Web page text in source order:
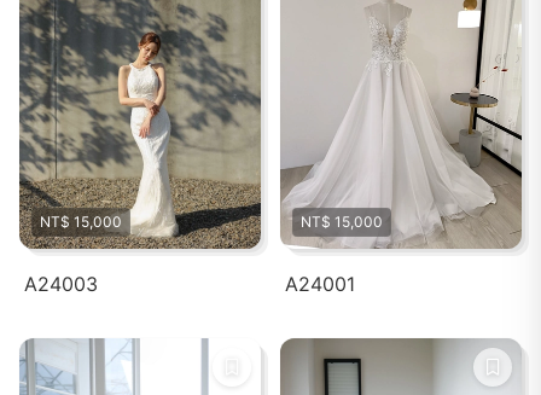
NT$ 15,000
A24003
NT$ 15,000
A24001